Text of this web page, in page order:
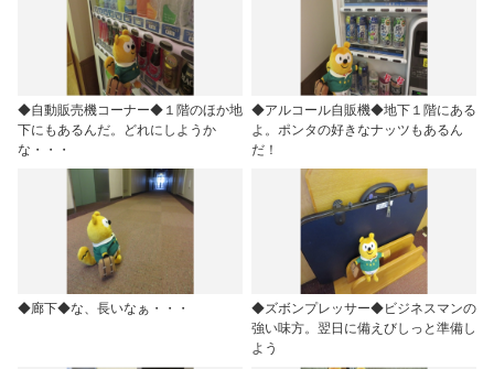
◆自動販売機コーナー◆１階のほか地
下にもあるんだ。どれにしようか
な・・・
◆アルコール自販機◆地下１階にある
よ。ポンタの好きなナッツもあるん
だ！
◆廊下◆な、長いなぁ・・・
◆ズボンプレッサー◆ビジネスマンの
強い味方。翌日に備えびしっと準備し
よう